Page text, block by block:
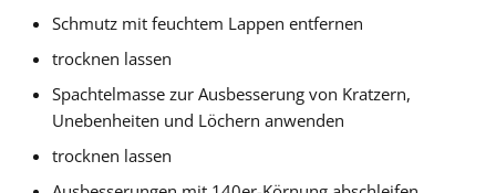
Schmutz mit feuchtem Lappen entfernen
trocknen lassen
Spachtelmasse zur Ausbesserung von Kratzern,
Unebenheiten und Löchern anwenden
trocknen lassen